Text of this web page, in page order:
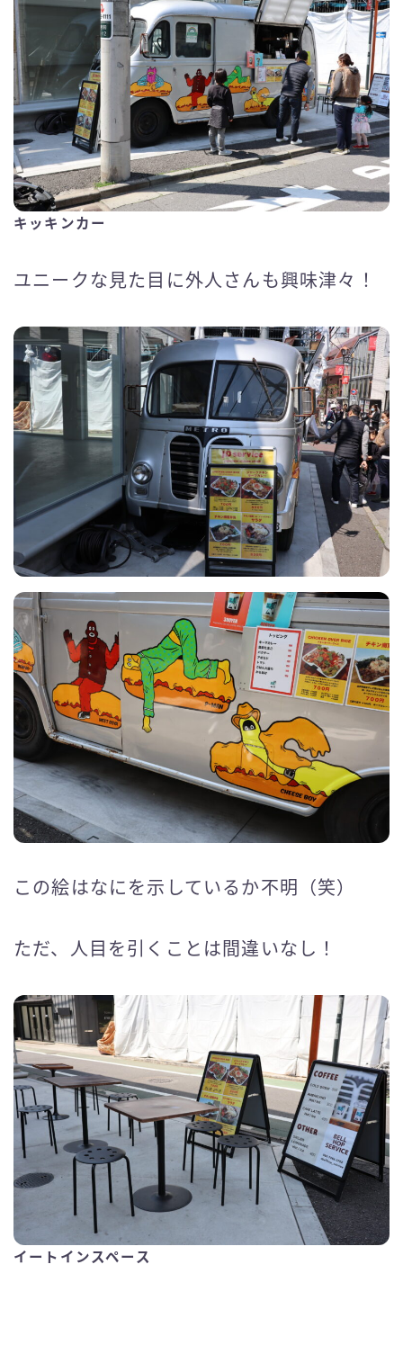
キッキンカー
ユニークな見た目に外人さんも興味津々！
この絵はなにを示しているか不明（笑）
ただ、人目を引くことは間違いなし！
イートインスペース